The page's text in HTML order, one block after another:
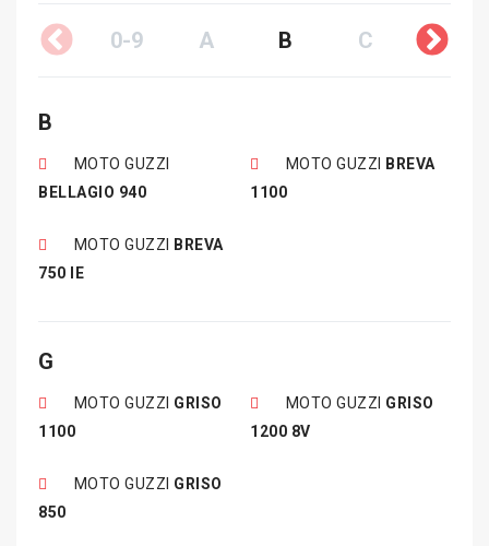
0-9 A B C D
B
MOTO GUZZI
BELLAGIO 940
MOTO GUZZI
BREVA
1100
MOTO GUZZI
BREVA
750 IE
G
MOTO GUZZI GRISO
1100
MOTO GUZZI GRISO
1200 8V
MOTO GUZZI GRISO
850